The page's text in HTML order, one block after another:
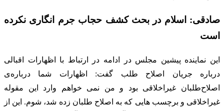
صادقی: اسلام در بحث کشف حجاب جرم انگاری نکرده
است
این نماینده پیشین مجلس در ادامه در ارتباط با اظهارات اقبالی
درباره جریان اصلاح طلب گفت: اظهارات شما درباره‌ی
اصلاح‌طلبان غیراخلاقی بود و من نمی خواهم وارد این مقوله
غیراخلاقی و برچسب هایی که به اصلاح طلبان زده شد، شوم. این از